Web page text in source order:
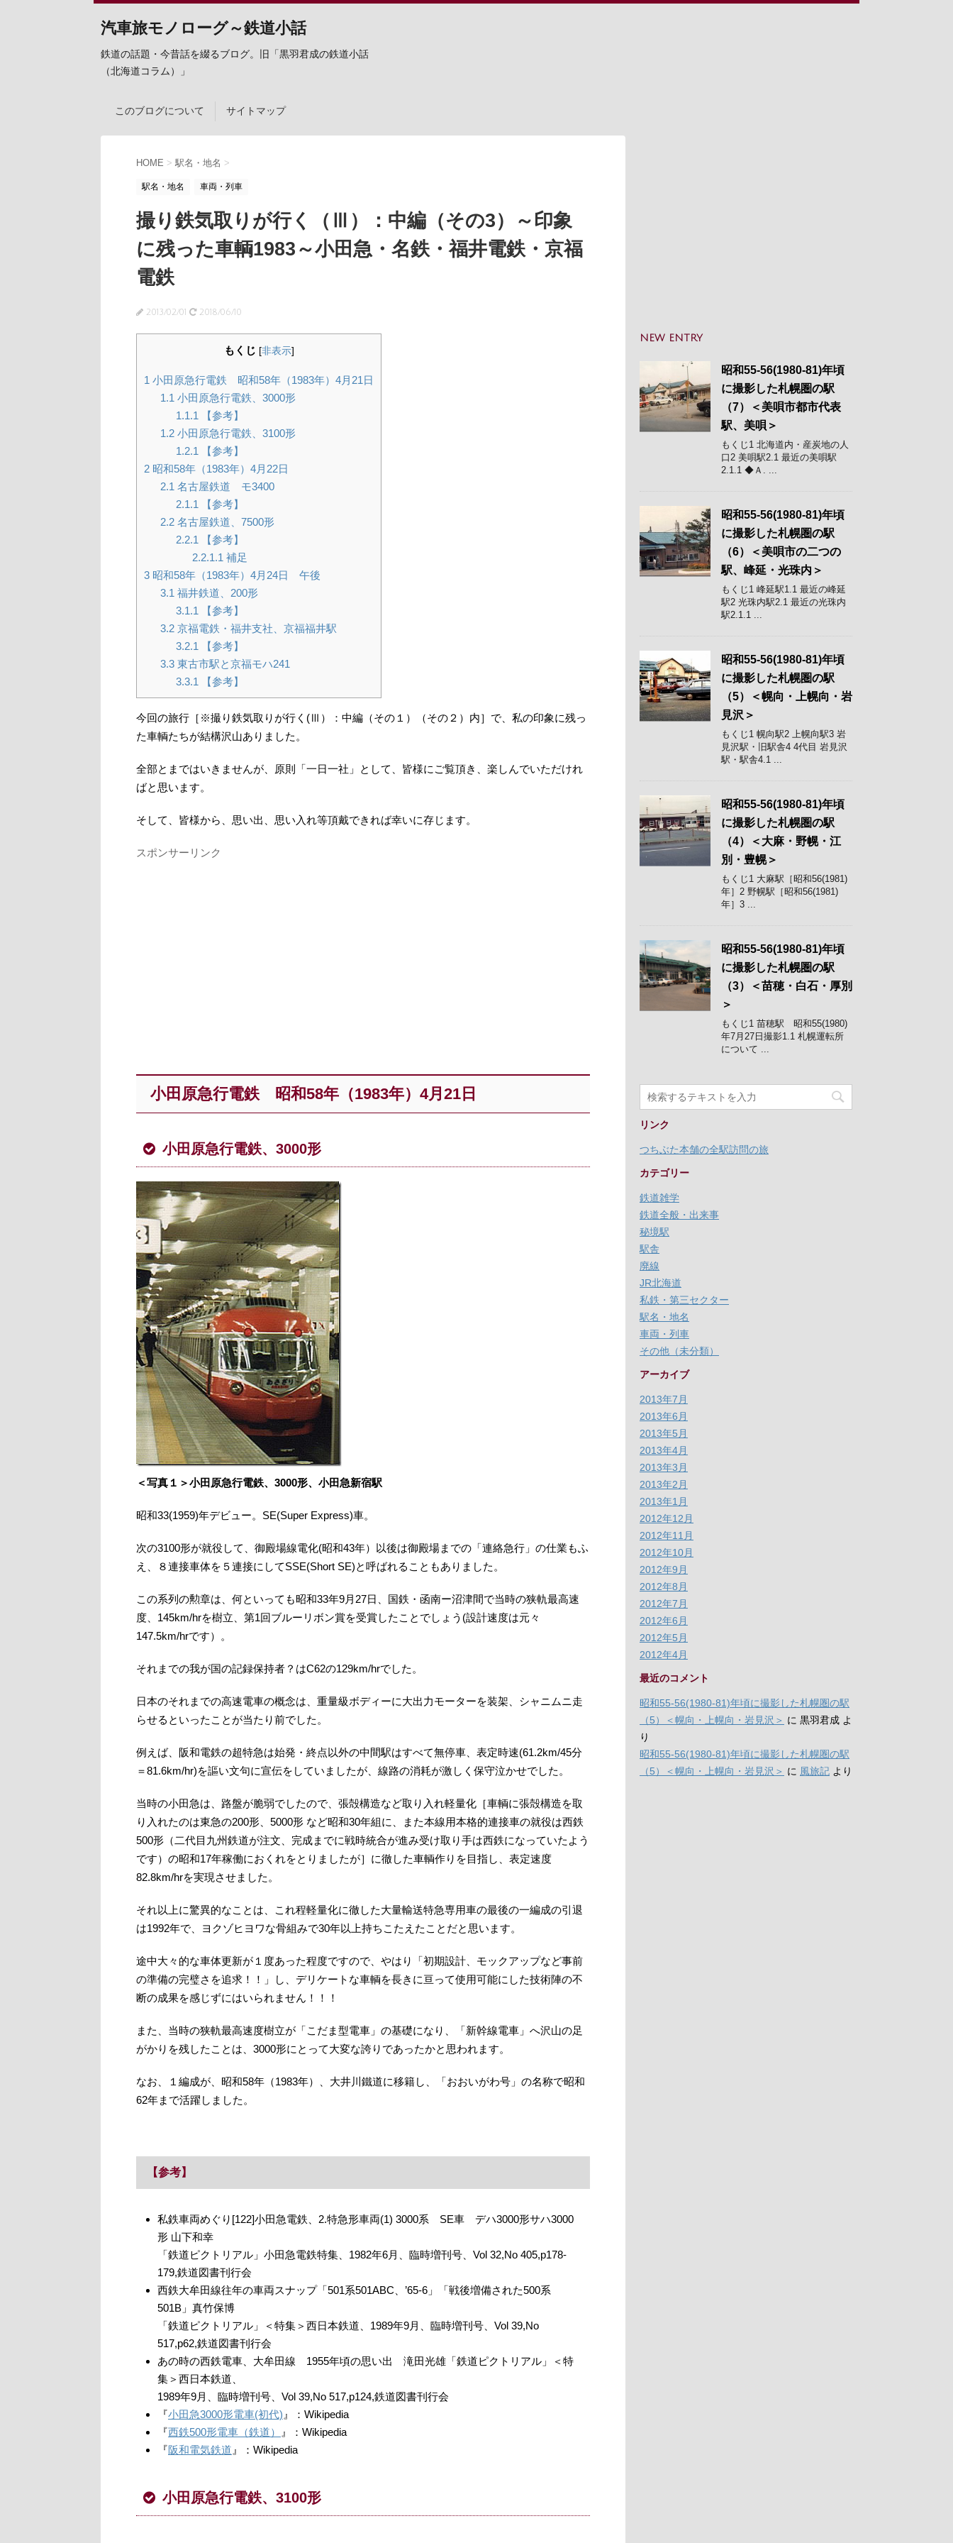
汽車旅モノローグ～鉄道小話
鉄道の話題・今昔話を綴るブログ。旧「黒羽君成の鉄道小話
（北海道コラム）」
このブログについて サイトマップ
HOME > 駅名・地名 >
駅名・地名 車両・列車
撮り鉄気取りが行く（Ⅲ）：中編（その3）～印象
に残った車輌1983～小田急・名鉄・福井電鉄・京福
電鉄
2013/02/01 2018/06/10
もくじ [非表示]
1 小田原急行電鉄 昭和58年（1983年）4月21日
1.1 小田原急行電鉄、3000形
1.1.1
【参考】
1.2小田原急行電鉄、3100形
1.2.1
【参考】
2 昭和58年（1983年）4月22日
2.1 名古屋鉄道 モ3400
2.1.1
【参考】
2.2名古屋鉄道、7500形
2.2.1
【参考】
2.2.1.1 補足
3 昭和58年（1983年）4月24日 午後
3.1 福井鉄道、200形
3.1.1
【参考】
3.2京福電鉄・福井支社、京福福井駅
3.2.1
【参考】
3.3東古市駅と京福モハ241
3.3.1
【参考】
今回の旅行［※撮り鉄気取りが行く(Ⅲ）：中編（その１）（その２）内］で、私の印象に残っ
た車輌たちが結構沢山ありました。
全部とまではいきませんが、原則「一日一社」として、皆様にご覧頂き、楽しんでいただけれ
ばと思います。
そして、皆様から、思い出、思い入れ等頂戴できれば幸いに存じます。
スポンサーリンク
小田原急行電鉄 昭和58年（1983年）4月21日
小田原急行電鉄、3000形
＜写真１＞小田原急行電鉄、3000形、小田急新宿駅
昭和33(1959)年デビュー。SE(Super Express)車。
次の3100形が就役して、御殿場線電化(昭和43年）以後は御殿場までの「連絡急行」の仕業もふ
え、８連接車体を５連接にしてSSE(Short SE)と呼ばれることもありました。
この系列の勲章は、何といっても昭和33年9月27日、国鉄・函南ー沼津間で当時の狭軌最高速
度、145km/hrを樹立、第1回ブルーリボン賞を受賞したことでしょう(設計速度は元々
147.5km/hrです）。
それまでの我が国の記録保持者？はC62の129km/hrでした。
日本のそれまでの高速電車の概念は、重量級ボディーに大出力モーターを装架、シャニムニ走
らせるといったことが当たり前でした。
例えば、阪和電鉄の超特急は始発・終点以外の中間駅はすべて無停車、表定時速(61.2km/45分
＝81.6km/hr)を謳い文句に宣伝をしていましたが、線路の消耗が激しく保守泣かせでした。
当時の小田急は、路盤が脆弱でしたので、張殻構造など取り入れ軽量化［車輌に張殻構造を取
り入れたのは東急の200形、5000形 など昭和30年組に、また本線用本格的連接車の就役は西鉄
500形（二代目九州鉄道が注文、完成までに戦時統合が進み受け取り手は西鉄になっていたよう
です）の昭和17年稼働におくれをとりましたが］に徹した車輌作りを目指し、表定速度
82.8km/hrを実現させました。
それ以上に驚異的なことは、これ程軽量化に徹した大量輸送特急専用車の最後の一編成の引退
は1992年で、ヨクゾヒヨワな骨組みで30年以上持ちこたえたことだと思います。
途中大々的な車体更新が１度あった程度ですので、やはり「初期設計、モックアップなど事前
の準備の完璧さを追求！！」し、デリケートな車輌を長きに亘って使用可能にした技術陣の不
断の成果を感じずにはいられません！！！
また、当時の狭軌最高速度樹立が「こだま型電車」の基礎になり、「新幹線電車」へ沢山の足
がかりを残したことは、3000形にとって大変な誇りであったかと思われます。
なお、１編成が、昭和58年（1983年）、大井川鐵道に移籍し、「おおいがわ号」の名称で昭和
62年まで活躍しました。
【参考】
私鉄車両めぐり[122]小田急電鉄、2.特急形車両(1) 3000系 SE車 デハ3000形サハ3000
形 山下和幸
「鉄道ピクトリアル」小田急電鉄特集、1982年6月、臨時増刊号、Vol 32,No 405,p178-
179,鉄道図書刊行会
西鉄大牟田線往年の車両スナップ「501系501ABC、’65-6」「戦後増備された500系
501B」真竹保博
「鉄道ピクトリアル」＜特集＞西日本鉄道、1989年9月、臨時増刊号、Vol 39,No
517,p62,鉄道図書刊行会
あの時の西鉄電車、大牟田線 1955年頃の思い出 滝田光雄「鉄道ピクトリアル」＜特
集＞西日本鉄道、
1989年9月、臨時増刊号、Vol 39,No 517,p124,鉄道図書刊行会
『小田急3000形電車(初代) 』：Wikipedia
『西鉄500形電車（鉄道）
』：Wikipedia
『阪和電気鉄道 』：Wikipedia
小田原急行電鉄、3100形
NEW ENTRY
昭和55-56(1980-81)年頃
に撮影した札幌圏の駅
（7）＜美唄市都市代表
駅、美唄＞
もくじ1 北海道内・産炭地の人
口2 美唄駅2.1 最近の美唄駅
2.1.1 ◆Ａ. ...
昭和55-56(1980-81)年頃
に撮影した札幌圏の駅
（6）＜美唄市の二つの
駅、峰延・光珠内＞
もくじ1 峰延駅1.1 最近の峰延
駅2 光珠内駅2.1 最近の光珠内
駅2.1.1 ...
昭和55-56(1980-81)年頃
に撮影した札幌圏の駅
（5）＜幌向・上幌向・岩
見沢＞
もくじ1 幌向駅2 上幌向駅3 岩
見沢駅・旧駅舎4 4代目 岩見沢
駅・駅舎4.1 ...
昭和55-56(1980-81)年頃
に撮影した札幌圏の駅
（4）＜大麻・野幌・江
別・豊幌＞
もくじ1 大麻駅［昭和56(1981)
年］2 野幌駅［昭和56(1981)
年］3 ...
昭和55-56(1980-81)年頃
に撮影した札幌圏の駅
（3）＜苗穂・白石・厚別
＞
もくじ1 苗穂駅 昭和55(1980)
年7月27日撮影1.1 札幌運転所
について ...
リンク
つちぶた本舗の全駅訪問の旅
カテゴリー
鉄道雑学
鉄道全般・出来事
秘境駅
駅舎
廃線
JR北海道
私鉄・第三セクター
駅名・地名
車両・列車
その他（未分類）
アーカイブ
2013年7月
2013年6月
2013年5月
2013年4月
2013年3月
2013年2月
2013年1月
2012年12月
2012年11月
2012年10月
2012年9月
2012年8月
2012年7月
2012年6月
2012年5月
2012年4月
最近のコメント
昭和55-56(1980-81)年頃に撮影した札幌圏の駅
（5）＜幌向・上幌向・岩見沢＞ に 黒羽君成 よ
り
昭和55-56(1980-81)年頃に撮影した札幌圏の駅
（5）＜幌向・上幌向・岩見沢＞ に 風旅記 より